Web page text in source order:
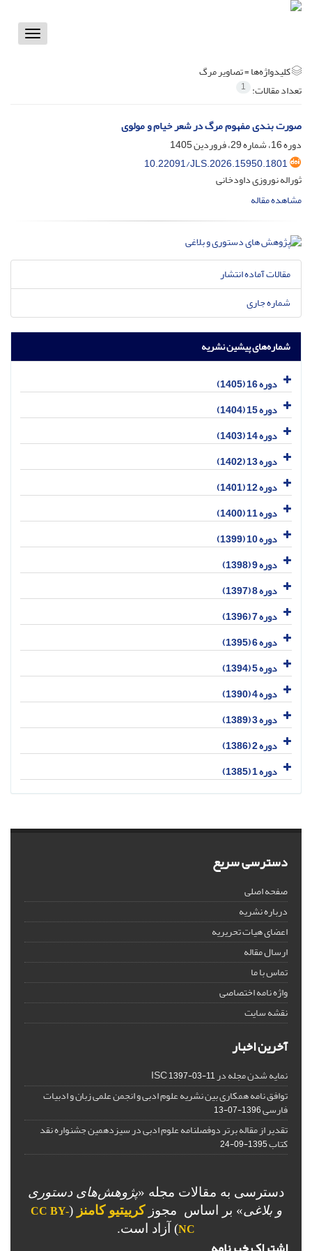
Toggle
کلیدواژه‌ها =تصاویر مرگ
تعداد مقالات: 1
صورت بندی مفهوم مرگ در شعر خیام و مولوی
دوره 16، شماره 29، فروردین 1405
10.22091/JLS.2026.15950.1801
ثوراله نوروزی داودخانی
مشاهده مقاله
مقالات آماده انتشار
شماره جاری
شماره‌های پیشین نشریه
دوره 16 (1405)
دوره 15 (1404)
دوره 14 (1403)
دوره 13 (1402)
دوره 12 (1401)
دوره 11 (1400)
دوره 10 (1399)
دوره 9 (1398)
دوره 8 (1397)
دوره 7 (1396)
دوره 6 (1395)
دوره 5 (1394)
دوره 4 (1390)
دوره 3 (1389)
دوره 2 (1386)
دوره 1 (1385)
دسترسی سریع
صفحه اصلی
درباره نشریه
اعضای هیات تحریریه
ارسال مقاله
تماس با ما
واژه نامه اختصاصی
نقشه سایت
آخرین اخبار
نمایه شدن مجله در ISC1397-03-11
توافق نامه همکاری بین نشریه علوم ادبی و انجمن علمی زبان و ادبیات
فارسی1396-07-13
تقدیر از مقاله برتر دوفصلنامه علوم ادبی در سیزدهمین جشنواره نقد
کتاب1395-09-24
دسترسی به مقالات مجله «پژوهش‌های دستوری
و بلاغی» بر اساس مجوزکرییتیو کامنز (
CC BY-
NC) آزاد است.